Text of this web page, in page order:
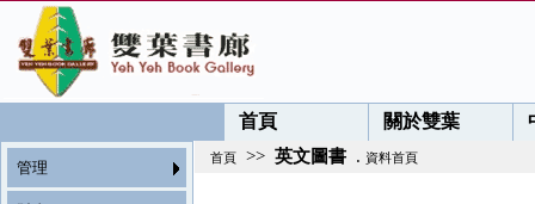
首頁 關於雙葉
管理
首頁 >> 英文圖書 . 資料首頁